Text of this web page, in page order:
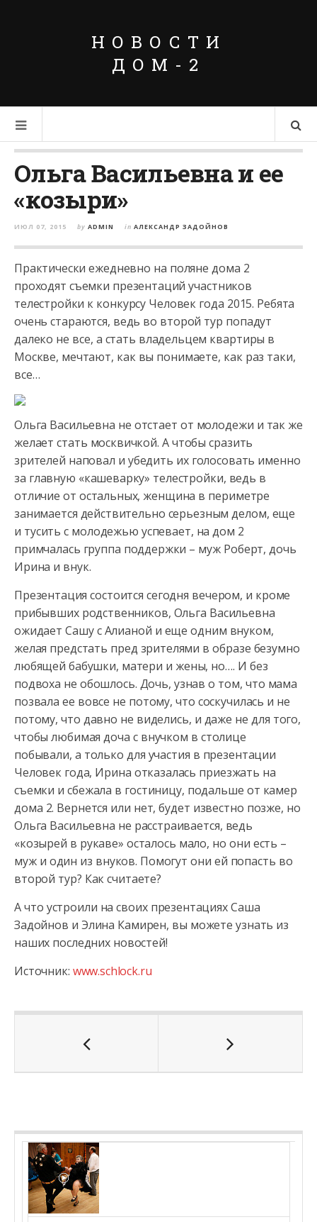
НОВОСТИ
ДОМ-2
Ольга Васильевна и ее
«козыри»
ИЮЛ 07, 2015 by ADMIN in АЛЕКСАНДР ЗАДОЙНОВ
Практически ежедневно на поляне дома 2
проходят съемки презентаций участников
телестройки к конкурсу Человек года 2015. Ребята
очень стараются, ведь во второй тур попадут
далеко не все, а стать владельцем квартиры в
Москве, мечтают, как вы понимаете, как раз таки,
все…
Ольга Васильевна не отстает от молодежи и так же
желает стать москвичкой. А чтобы сразить
зрителей наповал и убедить их голосовать именно
за главную «кашеварку» телестройки, ведь в
отличие от остальных, женщина в периметре
занимается действительно серьезным делом, еще
и тусить с молодежью успевает, на дом 2
примчалась группа поддержки – муж Роберт, дочь
Ирина и внук.
Презентация состоится сегодня вечером, и кроме
прибывших родственников, Ольга Васильевна
ожидает Сашу с Алианой и еще одним внуком,
желая предстать пред зрителями в образе безумно
любящей бабушки, матери и жены, но…. И без
подвоха не обошлось. Дочь, узнав о том, что мама
позвала ее вовсе не потому, что соскучилась и не
потому, что давно не виделись, и даже не для того,
чтобы любимая доча с внучком в столице
побывали, а только для участия в презентации
Человек года, Ирина отказалась приезжать на
съемки и сбежала в гостиницу, подальше от камер
дома 2. Вернется или нет, будет известно позже, но
Ольга Васильевна не расстраивается, ведь
«козырей в рукаве» осталось мало, но они есть –
муж и один из внуков. Помогут они ей попасть во
второй тур? Как считаете?
А что устроили на своих презентациях Саша
Задойнов и Элина Камирен, вы можете узнать из
наших последних новостей!
Источник: www.schlock.ru